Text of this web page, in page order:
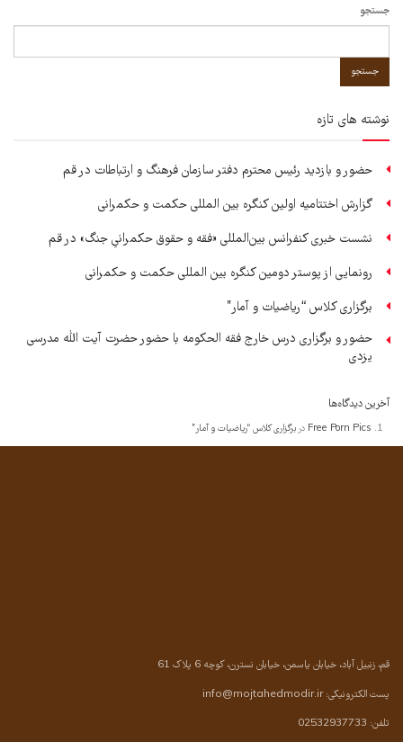
جستجو
جستجو
نوشته های تازه
حضور و بازدید رئیس محترم دفتر سازمان فرهنگ و ارتباطات در قم
گزارش اختتامیه اولین کنگره بین المللی حکمت و حکمرانی
نشست خبری کنفرانس بین‌المللی «فقه و حقوق حکمرانیِ جنگ» در قم
رونمایی از پوستر دومین کنگره بین المللی حکمت و حکمرانی
برگزاری کلاس “ریاضیات و آمار”
حضور و برگزاری درس خارج فقه الحکومه با حضور حضرت آیت الله مدرسی
یزدی
آخرین دیدگاه‌ها
Free Porn Pics در برگزاری کلاس “ریاضیات و آمار”
قم، زنبیل آباد، خیابان یاسمن، خیابان نسترن، کوچه 6 پلاک 61
پست الکترونیکی:info@mojtahedmodir.ir
تلفن: 02532937733